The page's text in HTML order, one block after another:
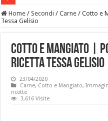
Home / Secondi / Carne / Cotto e
Tessa Gelisio
Cotto e Mangiato |
ricetta Tessa Gelisio
23/04/2020
Carne, Cotto e Mangiato,
ricette
3,616 Visite